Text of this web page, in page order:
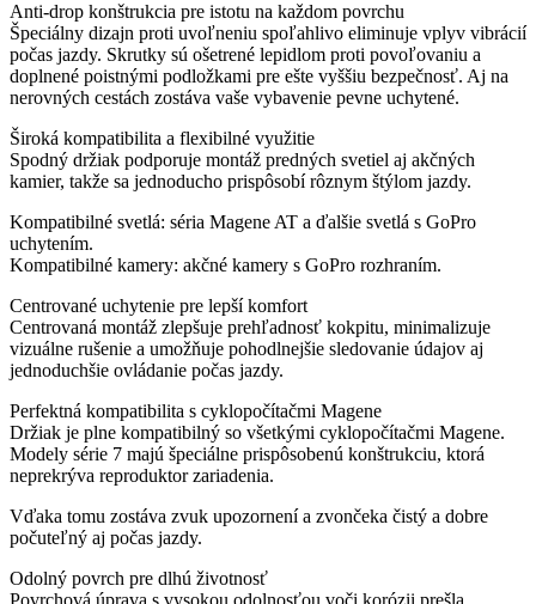
Anti-drop konštrukcia pre istotu na každom povrchu
Špeciálny dizajn proti uvoľneniu spoľahlivo eliminuje vplyv vibrácií
počas jazdy. Skrutky sú ošetrené lepidlom proti povoľovaniu a
doplnené poistnými podložkami pre ešte vyššiu bezpečnosť. Aj na
nerovných cestách zostáva vaše vybavenie pevne uchytené.
Široká kompatibilita a flexibilné využitie
Spodný držiak podporuje montáž predných svetiel aj akčných
kamier, takže sa jednoducho prispôsobí rôznym štýlom jazdy.
Kompatibilné svetlá: séria Magene AT a ďalšie svetlá s GoPro
uchytením.
Kompatibilné kamery: akčné kamery s GoPro rozhraním.
Centrované uchytenie pre lepší komfort
Centrovaná montáž zlepšuje prehľadnosť kokpitu, minimalizuje
vizuálne rušenie a umožňuje pohodlnejšie sledovanie údajov aj
jednoduchšie ovládanie počas jazdy.
Perfektná kompatibilita s cyklopočítačmi Magene
Držiak je plne kompatibilný so všetkými cyklopočítačmi Magene.
Modely série 7 majú špeciálne prispôsobenú konštrukciu, ktorá
neprekrýva reproduktor zariadenia.
Vďaka tomu zostáva zvuk upozornení a zvončeka čistý a dobre
počuteľný aj počas jazdy.
Odolný povrch pre dlhú životnosť
Povrchová úprava s vysokou odolnosťou voči korózii prešla